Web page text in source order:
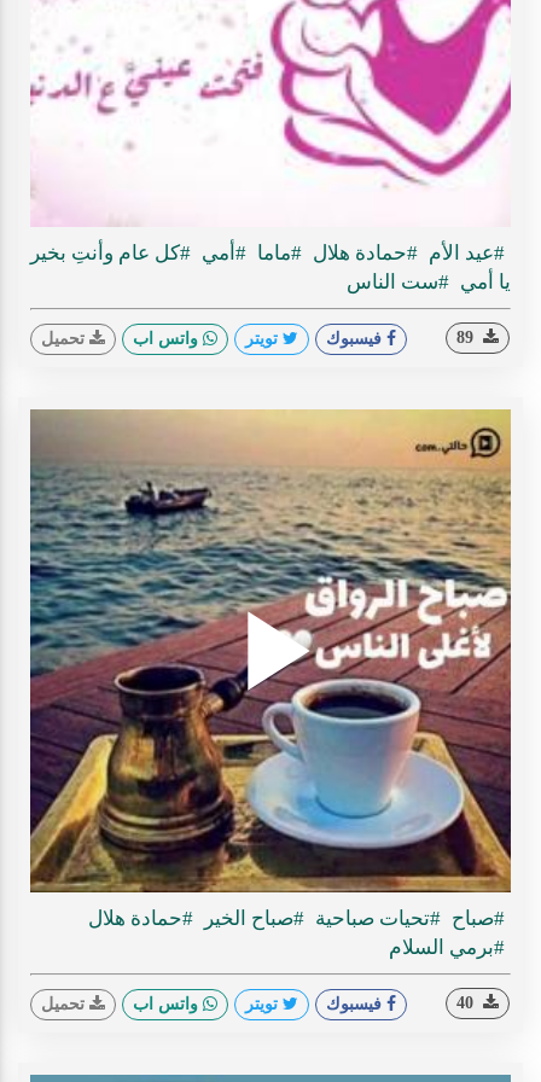
Play
#عيد الأم #حمادة هلال #ماما #أمي #كل عام وأنتِ بخير
يا أمي #ست الناس
فيسبوك تويتر واتس اب تحميل
Play
#صباح #تحيات صباحية #صباح الخير
#حمادة هلال
#برمي السلام
فيسبوك تويتر واتس اب تحميل